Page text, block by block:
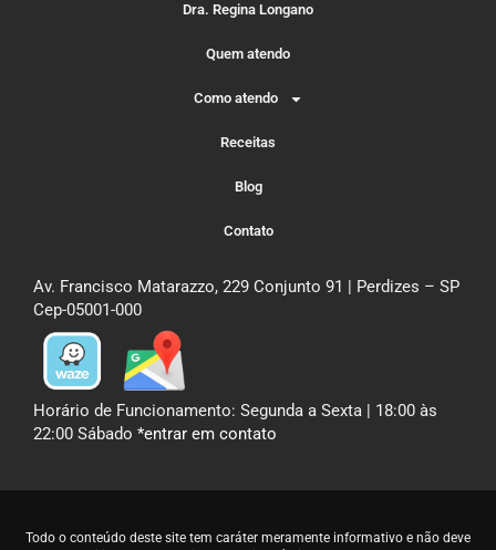
Dra. Regina Longano
Quem atendo
Como atendo
Receitas
Blog
Contato
Av. Francisco Matarazzo, 229 Conjunto 91 | Perdizes – SP
Cep-05001-000
Horário de Funcionamento: Segunda a Sexta | 18:00 às
22:00 Sábado *entrar em contato
Todo o conteúdo deste site tem caráter meramente informativo e não deve